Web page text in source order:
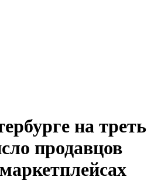
на треть
продавцов